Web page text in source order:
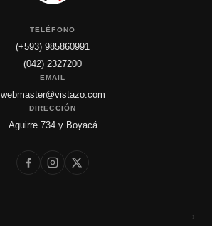
TELÉFONO
(+593) 985860991
(042) 2327200
EMAIL
webmaster@vistazo.com
DIRECCIÓN
Aguirre 734 y Boyacá
›